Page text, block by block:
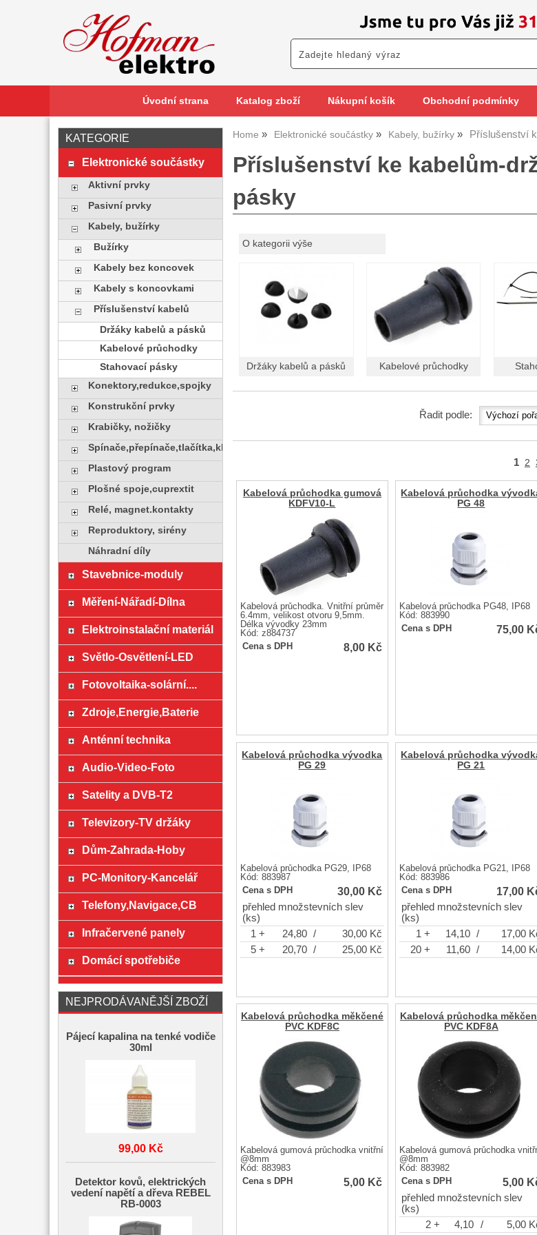
Úvodní strana Katalog zboží Nákupní košík Obchodní podmínky
Home Elektronické součástky Kabely, bužírky Příslušenství
Příslušenství ke kabelům-
pásky
O kategorii výše
Držáky kabelů a pásků Kabelové průchodky
Řadit podle:
1 2
Kabelová průchodka gumová
KDFV10-L
Kabelová průchodka. Vnitřní průměr
6.4mm, velikost otvoru 9,5mm.
Délka vývodky 23mm
Kód: z884737
Cena s DPH
8,00 Kč
Kabelová průchodka
PG 48
Kabelová průchodka PG48, IP68
Kód: 883990
Cena s DPH
75,00
Kabelová průchodka vývodka
PG 29
Kabelová průchodka PG29, IP68
Kód: 883987
Cena s DPH
30,00 Kč
přehled množstevních slev
(ks)
1 +
24,80 / 30,00 Kč
5 +
20,70 / 25,00 Kč
Kabelová průchodka
PG 21
Kabelová průchodka PG21, IP68
Kód: 883986
Cena s DPH
17,00
přehled množstevních slev
(ks)
1 +
14,10 / 17,00
20 +
11,60 / 14,00
Kabelová průchodka měkčené
PVC KDF8C
Kabelová gumová průchodka vnitřní
@8mm
Kód: 883983
Cena s DPH
5,00 Kč
Kabelová průchodka
PVC KDF8A
Kabelová gumová průchodka
@8mm
Kód: 883982
Cena s DPH
5,00
přehled množstevních slev
(ks)
2 +
4,10 / 5,00
KATEGORIE
Elektronické součástky
Aktivní prvky
Pasivní prvky
Kabely, bužírky
Bužírky
Kabely bez koncovek
Kabely s koncovkami
Příslušenství kabelů
Držáky kabelů a pásků
Kabelové průchodky
Stahovací pásky
Konektory,redukce,spojky
Konstrukční prvky
Krabičky, nožičky
Spínače,přepínače,tlačítka,klávesy
Plastový program
Plošné spoje,cuprextit
Relé, magnet.kontakty
Reproduktory, sirény
Náhradní díly
Stavebnice-moduly
Měření-Nářadí-Dílna
Elektroinstalační materiál
Světlo-Osvětlení-LED
Fotovoltaika-solární....
Zdroje,Energie,Baterie
Anténní technika
Audio-Video-Foto
Satelity a DVB-T2
Televizory-TV držáky
Dům-Zahrada-Hoby
PC-Monitory-Kancelář
Telefony,Navigace,CB
Infračervené panely
Domácí spotřebiče
NEJPRODÁVANĚJŠÍ ZBOŽÍ
Pájecí kapalina na tenké vodiče
30ml
99,00 Kč
Detektor kovů, elektrických
vedení napětí a dřeva REBEL
RB-0003